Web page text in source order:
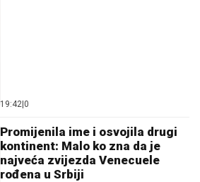
19:42 0
Promijenila ime i osvojila drugi
kontinent: Malo ko zna da je
najveća zvijezda Venecuele
rođena u Srbiji